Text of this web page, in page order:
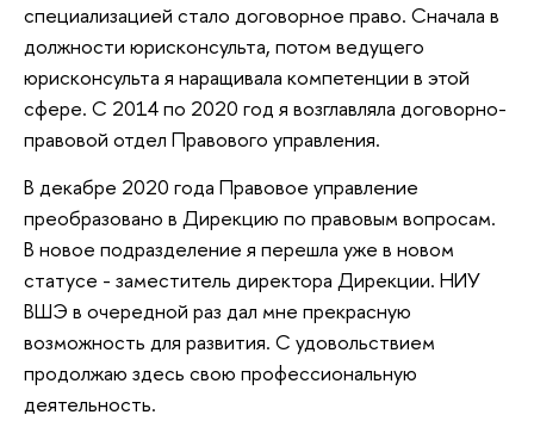
специализацией стало договорное право. Сначала в
должности юрисконсульта, потом ведущего
юрисконсульта я наращивала компетенции в этой
сфере. С 2014 по 2020 год я возглавляла договорно-
правовой отдел Правового управления.
В декабре 2020 года Правовое управление
преобразовано в Дирекцию по правовым вопросам.
В новое подразделение я перешла уже в новом
статусе - заместитель директора Дирекции. НИУ
ВШЭ в очередной раз дал мне прекрасную
возможность для развития. С удовольствием
продолжаю здесь свою профессиональную
деятельность.